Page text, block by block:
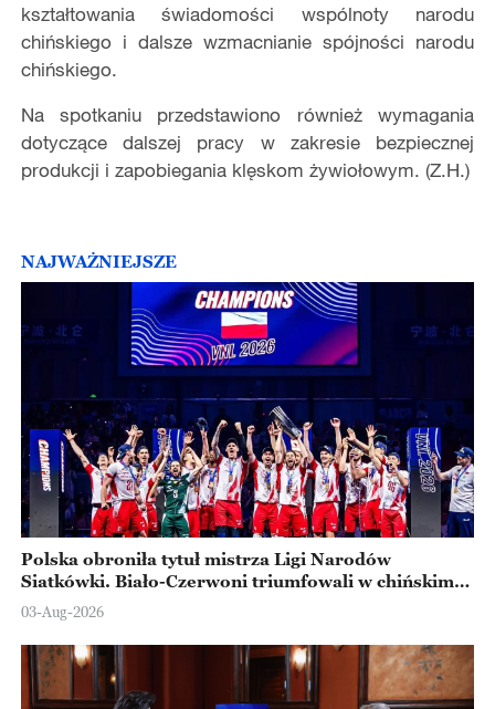
kształtowania świadomości wspólnoty narodu
chińskiego i dalsze wzmacnianie spójności narodu
chińskiego.
Na spotkaniu przedstawiono również wymagania
dotyczące dalszej pracy w zakresie bezpiecznej
produkcji i zapobiegania klęskom żywiołowym. (Z.H.)
NAJWAŻNIEJSZE
Polska obroniła tytuł mistrza Ligi Narodów
Siatkówki. Biało-Czerwoni triumfowali w chińskim
Ningbo
03-Aug-2026